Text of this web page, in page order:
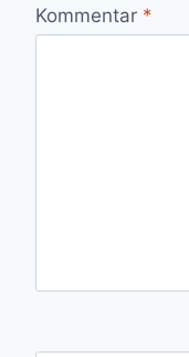
Kommentar *